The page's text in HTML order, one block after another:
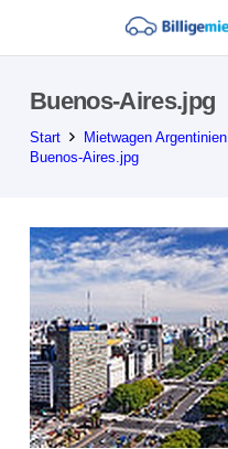
Buenos-Aires.jpg
Start Mietwagen Argentinien
Buenos-Aires.jpg